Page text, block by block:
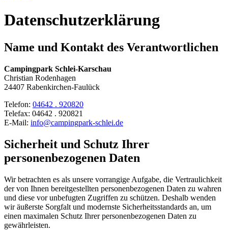
Daten­schutz­erklärung
Name und Kontakt des Verantwortlichen
Campingpark Schlei-Karschau
Christian Rodenhagen
24407 Rabenkirchen-Faulück
Telefon: 04642 . 920820
Telefax: 04642 . 920821
E-Mail: info@campingpark-schlei.de
Sicherheit und Schutz Ihrer
personenbezogenen Daten
Wir betrachten es als unsere vorrangige Aufgabe, die Vertraulichkeit
der von Ihnen bereitgestellten personenbezogenen Daten zu wahren
und diese vor unbefugten Zugriffen zu schützen. Deshalb wenden
wir äußerste Sorgfalt und modernste Sicherheitsstandards an, um
einen maximalen Schutz Ihrer personenbezogenen Daten zu
gewährleisten.